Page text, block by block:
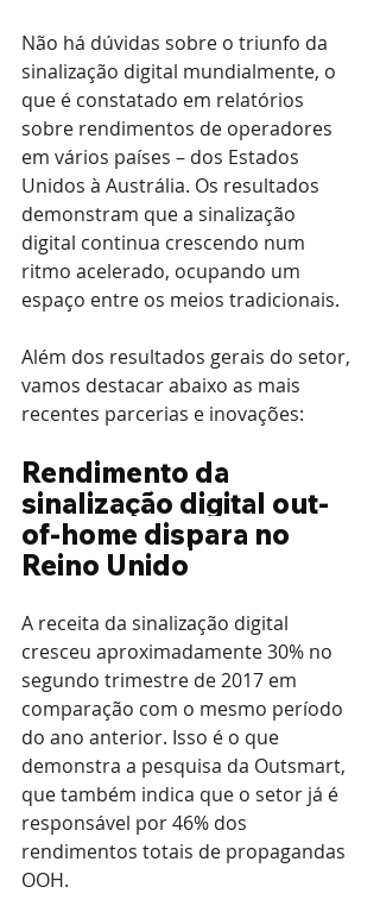
Não há dúvidas sobre o triunfo da
sinalização digital mundialmente, o
que é constatado em relatórios
sobre rendimentos de operadores
em vários países – dos Estados
Unidos à Austrália. Os resultados
demonstram que a sinalização
digital continua crescendo num
ritmo acelerado, ocupando um
espaço entre os meios tradicionais.
Além dos resultados gerais do setor,
vamos destacar abaixo as mais
recentes parcerias e inovações:
Rendimento da
sinalização digital out-
of-home dispara no
Reino Unido
A receita da sinalização digital
cresceu aproximadamente 30% no
segundo trimestre de 2017 em
comparação com o mesmo período
do ano anterior. Isso é o que
demonstra a pesquisa da Outsmart,
que também indica que o setor já é
responsável por 46% dos
rendimentos totais de propagandas
OOH.